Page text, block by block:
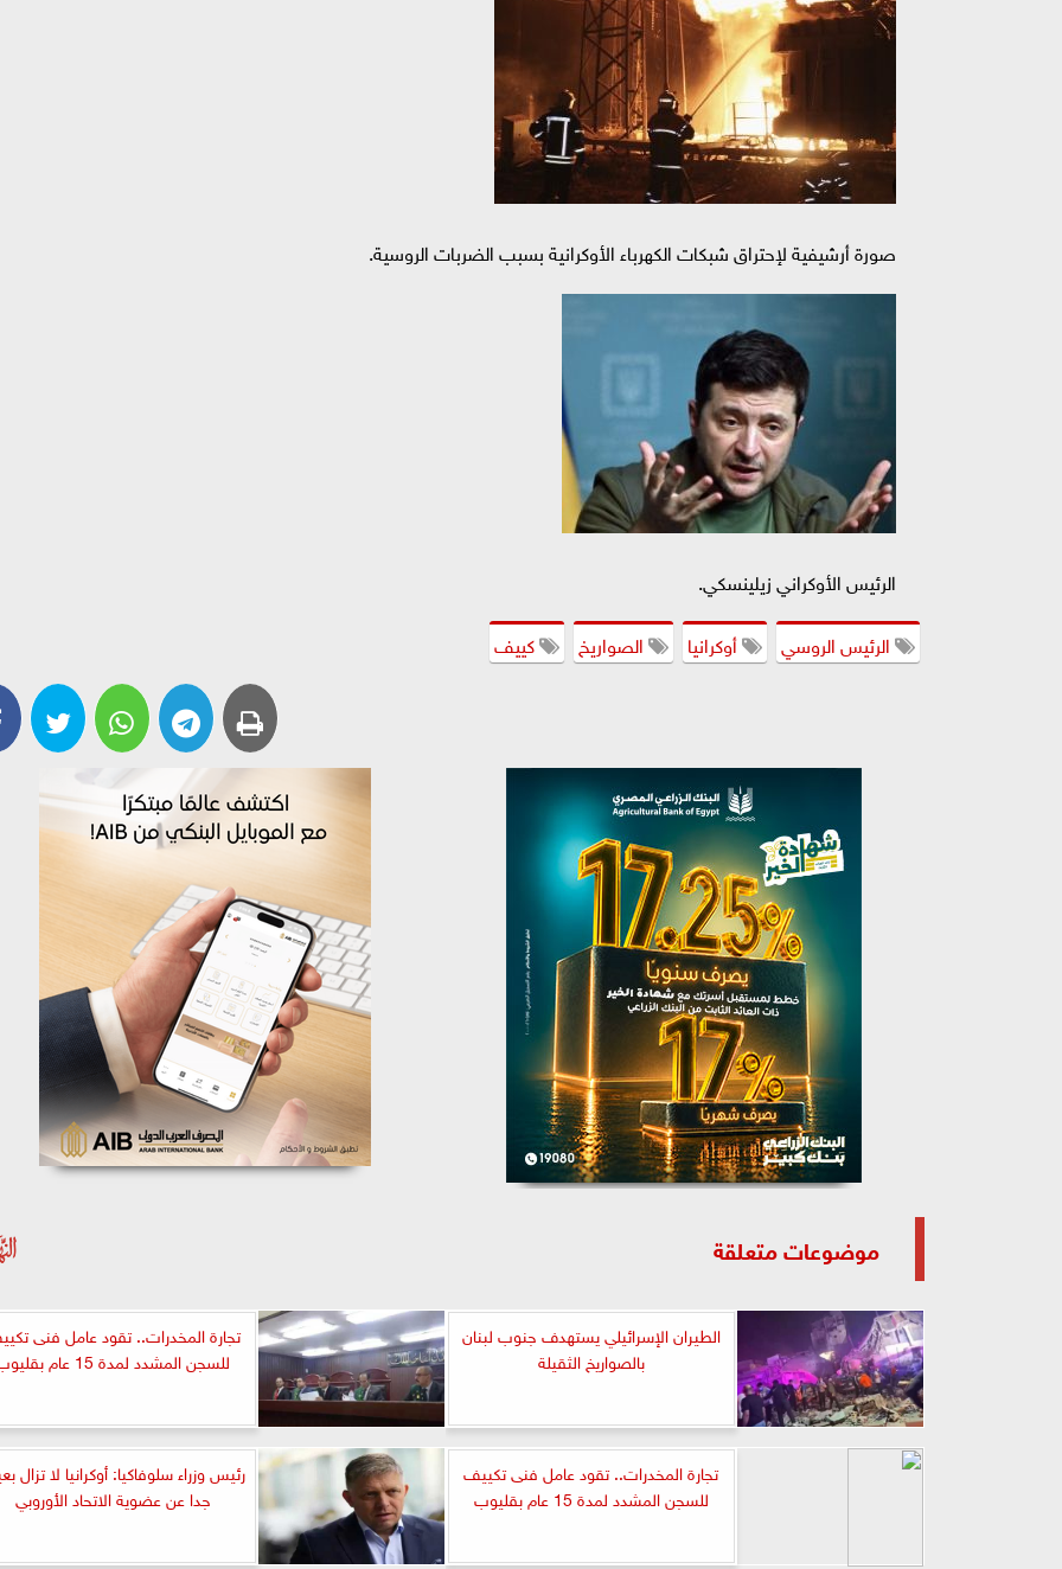
صورة أرشيفية لإحتراق شبكات الكهرباء الأوكرانية بسبب الضربات الروسية.
الرئيس الأوكراني زيلينسكي.
الرئيس الروسي
أوكرانيا الصواريخ كييف
موضوعات متعلقة
الطيران الإسرائيلي يستهدف جنوب لبنان
بالصواريخ الثقيلة
تجارة المخدرات.. تقود عامل فنى
للسجن المشدد لمدة 15 عام بقليوب
تجارة المخدرات.. تقود عامل فنى تكييف
للسجن المشدد لمدة 15 عام بقليوب
رئيس وزراء سلوفاكيا: أوكرانيا لا تزال
جدا عن عضوية الاتحاد الأوروبي